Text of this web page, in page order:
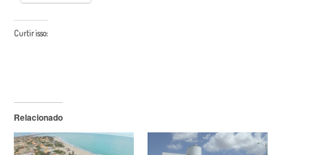
Curtir isso:
Relacionado